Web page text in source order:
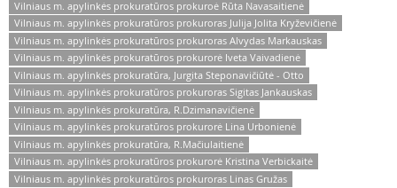
Vilniaus m. apylinkės prokuratūros prokuroė Rūta Navasaitienė
Vilniaus m. apylinkės prokuratūros prokuroras Julija Jolita Kryževičienė
Vilniaus m. apylinkės prokuratūros prokuroras Alvydas Markauskas
Vilniaus m. apylinkės prokuratūros prokurorė Iveta Vaivadienė
Vilniaus m. apylinkės prokuratūra, Jurgita Steponavičiūtė - Otto
Vilniaus m. apylinkės prokuratūros prokuroras Sigitas Jankauskas
Vilniaus m. apylinkės prokuratūra, R.Dzimanavičienė
Vilniaus m. apylinkės prokuratūros prokurorė Lina Urbonienė
Vilniaus m. apylinkės prokuratūra, R.Mačiulaitienė
Vilniaus m. apylinkės prokuratūros prokurorė Kristina Verbickaitė
Vilniaus m. apylinkės prokuratūros prokuroras Linas Gružas